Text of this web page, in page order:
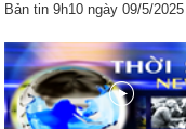
Bản tin 9h10 ngày 09/5/2025